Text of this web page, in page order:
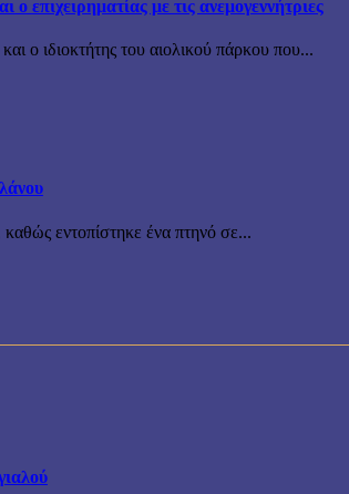
επιχειρηματίας με τις ανεμογεννήτριες
ο ιδιοκτήτης του αιολικού πάρκου που...
εντοπίστηκε ένα πτηνό σε...